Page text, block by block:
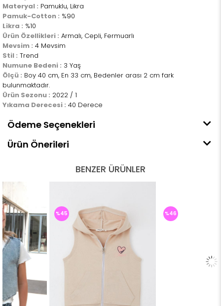
Materyal : Pamuklu, Likra
Pamuk-Cotton : %90
Likra : %10
Ürün Özellikleri : Armalı, Cepli, Fermuarlı
Mevsim : 4 Mevsim
Stil : Trend
Numune Bedeni : 3 Yaş
Ölçü : Boy 40 cm, En 33 cm, Bedenler arası 2 cm fark
bulunmaktadır.
Ürün Sezonu : 2022 / 1
Yıkama Derecesi : 40 Derece
Ödeme Seçenekleri
Ürün Önerileri
BENZER ÜRÜNLER
%45 %46